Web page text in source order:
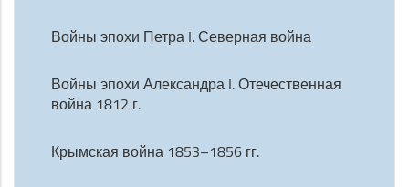
Войны эпохи Петра I. Северная война
Войны эпохи Александра I. Отечественная
война 1812 г.
Крымская война 1853–1856 гг.